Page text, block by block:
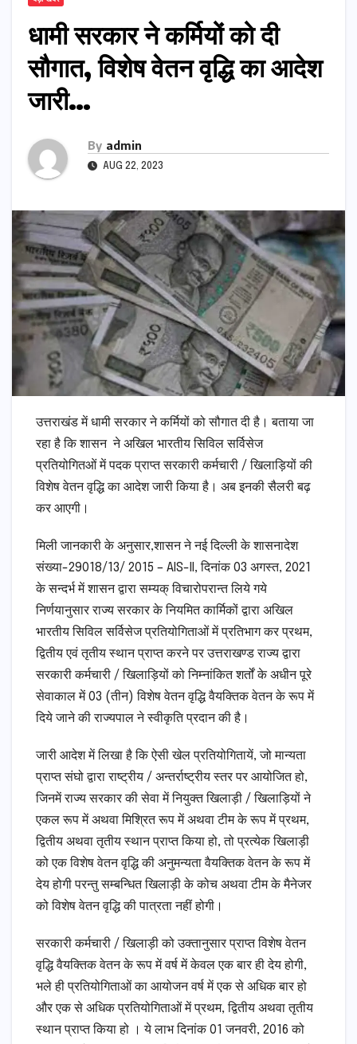
धामी सरकार ने कर्मियों को दी
सौगात, विशेष वेतन वृद्धि का आदेश
जारी…
By admin
AUG 22, 2023
उत्तराखंड में धामी सरकार ने कर्मियों को सौगात दी है। बताया जा
रहा है कि शासन ने अखिल भारतीय सिविल सर्विसेज
प्रतियोगितओं में पदक प्राप्त सरकारी कर्मचारी / खिलाड़ियों की
विशेष वेतन वृद्धि का आदेश जारी किया है। अब इनकी सैलरी बढ़
कर आएगी।
मिली जानकारी के अनुसार,शासन ने नई दिल्ली के शासनादेश
संख्या-29018/13/ 2015 – AIS-II, दिनांक 03 अगस्त, 2021
के सन्दर्भ में शासन द्वारा सम्यक् विचारोपरान्त लिये गये
निर्णयानुसार राज्य सरकार के नियमित कार्मिकों द्वारा अखिल
भारतीय सिविल सर्विसेज प्रतियोगिताओं में प्रतिभाग कर प्रथम,
द्वितीय एवं तृतीय स्थान प्राप्त करने पर उत्तराखण्ड राज्य द्वारा
सरकारी कर्मचारी / खिलाड़ियों को निम्नांकित शर्तों के अधीन पूरे
सेवाकाल में 03 (तीन) विशेष वेतन वृद्धि वैयक्तिक वेतन के रूप में
दिये जाने की राज्यपाल ने स्वीकृति प्रदान की है।
जारी आदेश में लिखा है कि ऐसी खेल प्रतियोगितायें, जो मान्यता
प्राप्त संघो द्वारा राष्ट्रीय / अन्तर्राष्ट्रीय स्तर पर आयोजित हो,
जिनमें राज्य सरकार की सेवा में नियुक्त खिलाड़ी / खिलाड़ियों ने
एकल रूप में अथवा मिश्रित रूप में अथवा टीम के रूप में प्रथम,
द्वितीय अथवा तृतीय स्थान प्राप्त किया हो, तो प्रत्येक खिलाड़ी
को एक विशेष वेतन वृद्धि की अनुमन्यता वैयक्तिक वेतन के रूप में
देय होगी परन्तु सम्बन्धित खिलाड़ी के कोच अथवा टीम के मैनेजर
को विशेष वेतन वृद्धि की पात्रता नहीं होगी।
सरकारी कर्मचारी / खिलाड़ी को उक्तानुसार प्राप्त विशेष वेतन
वृद्धि वैयक्तिक वेतन के रूप में वर्ष में केवल एक बार ही देय होगी,
भले ही प्रतियोगिताओं का आयोजन वर्ष में एक से अधिक बार हो
और एक से अधिक प्रतियोगिताओं में प्रथम, द्वितीय अथवा तृतीय
स्थान प्राप्त किया हो । ये लाभ दिनांक 01 जनवरी, 2016 को